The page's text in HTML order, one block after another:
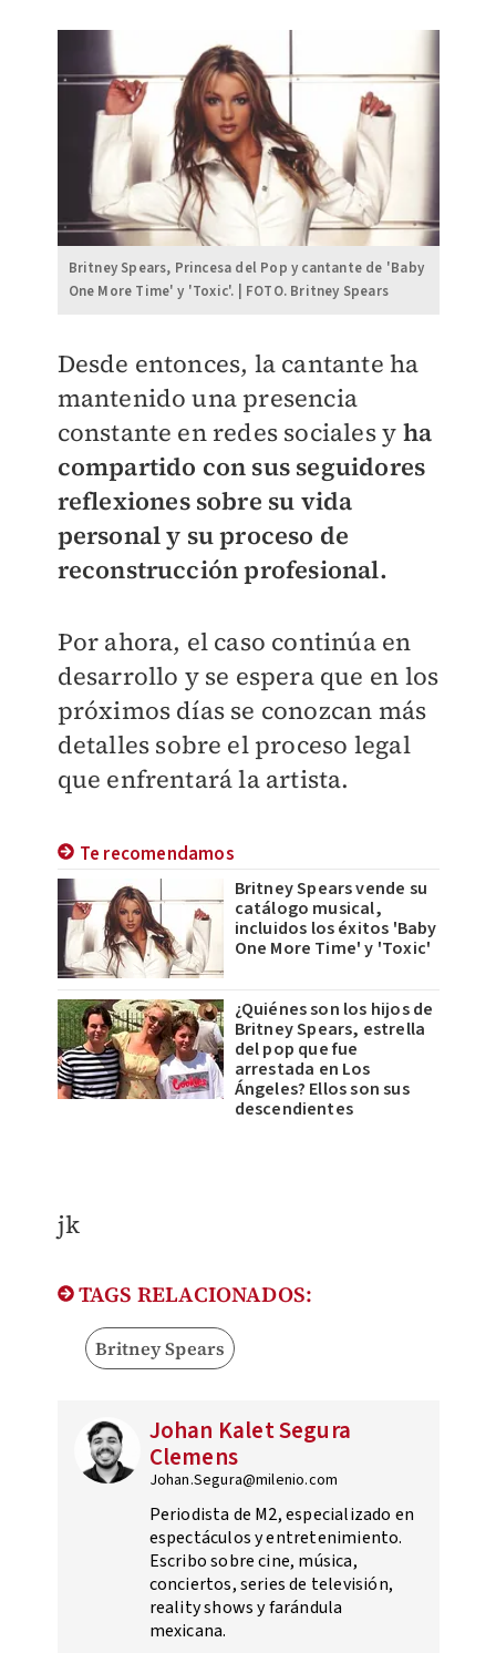
Britney Spears, Princesa del Pop y cantante de 'Baby
One More Time' y 'Toxic'. | FOTO. Britney Spears
Desde entonces, la cantante ha
mantenido una presencia
constante en redes sociales y ha
compartido con sus seguidores
reflexiones sobre su vida
personal y su proceso de
reconstrucción profesional.
Por ahora, el caso continúa en
desarrollo y se espera que en los
próximos días se conozcan más
detalles sobre el proceso legal
que enfrentará la artista.
Te recomendamos
Britney Spears vende su
catálogo musical,
incluidos los éxitos 'Baby
One More Time' y 'Toxic'
¿Quiénes son los hijos de
Britney Spears, estrella
del pop que fue
arrestada en Los
Ángeles? Ellos son sus
descendientes
jk
TAGS RELACIONADOS:
Britney Spears
Johan Kalet Segura
Clemens
Johan.Segura@milenio.com
Periodista de M2, especializado en
espectáculos y entretenimiento.
Escribo sobre cine, música,
conciertos, series de televisión,
reality shows y farándula
mexicana.